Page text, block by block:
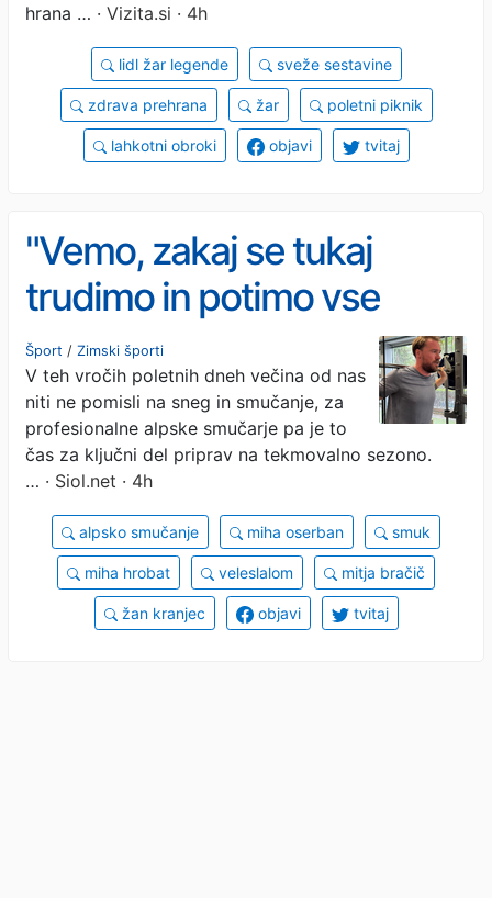
hrana … · Vizita.si · 4h
lidl žar legende sveže sestavine
zdrava prehrana žar poletni piknik
lahkotni obroki objavi tvitaj
"Vemo, zakaj se tukaj
trudimo in potimo vse
poletje"
Šport / Zimski športi
V teh vročih poletnih dneh večina od nas
niti ne pomisli na sneg in smučanje, za
profesionalne alpske smučarje pa je to
čas za ključni del priprav na tekmovalno sezono.
… · Siol.net · 4h
alpsko smučanje miha oserban smuk
miha hrobat veleslalom mitja bračič
žan kranjec objavi tvitaj